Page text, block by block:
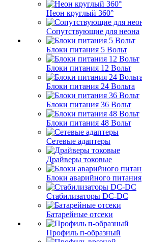
Неон круглый 360°
Сопутствующие для неона
Блоки питания 5 Вольт
Блоки питания 12 Вольт
Блоки питания 24 Вольта
Блоки питания 36 Вольт
Блоки питания 48 Вольт
Сетевые адаптеры
Драйверы токовые
Блоки аварийного питания
Стабилизаторы DC-DC
Батарейные отсеки
Профиль п-образный